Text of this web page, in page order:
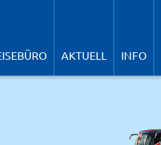
AKTUELL INFO